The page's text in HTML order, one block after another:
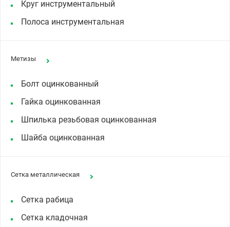
Круг инструментальный
Полоса инструментальная
Метизы
Болт оцинкованный
Гайка оцинкованная
Шпилька резьбовая оцинкованная
Шайба оцинкованная
Сетка металлическая
Сетка рабица
Сетка кладочная